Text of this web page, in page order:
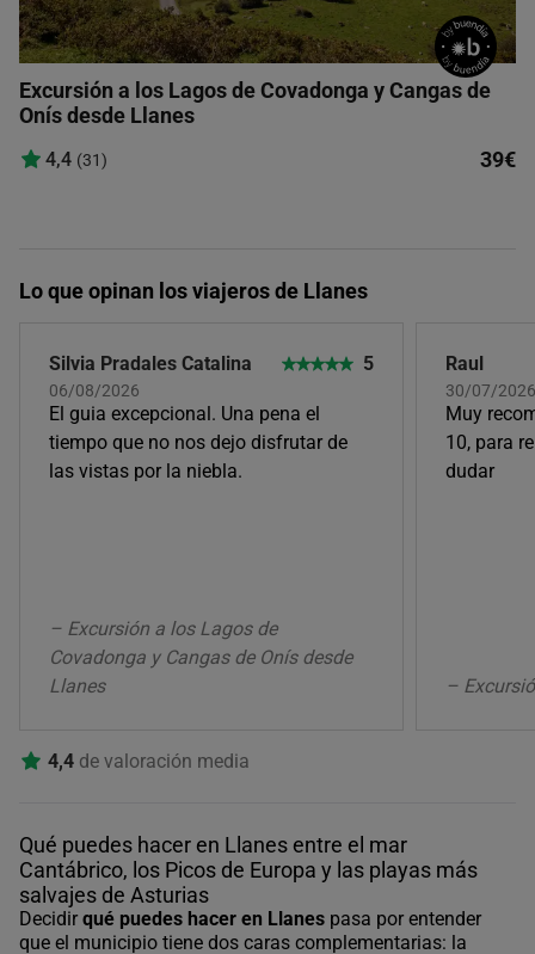
Excursión a los Lagos de Covadonga y Cangas de
Onís desde Llanes
4,4 (31) 39€
Lo que opinan los viajeros de Llanes
Silvia Pradales Catalina
06/08/2026
5
El guia excepcional. Una pena el
tiempo que no nos dejo disfrutar de
las vistas por la niebla.
– Excursión a los Lagos de
Covadonga y Cangas de Onís desde
Llanes
Raul
30/07/2026
Muy
10, para
dudar
–
4,4 de valoración media
Qué puedes hacer en Llanes entre el mar
Cantábrico, los Picos de Europa y las playas más
salvajes de Asturias
Decidir qué puedes hacer en Llanes pasa por entender
que el municipio tiene dos caras complementarias: la